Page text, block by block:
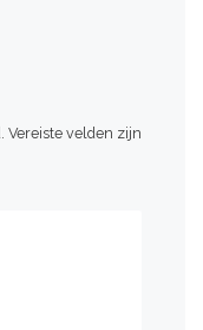
Vereiste velden zijn